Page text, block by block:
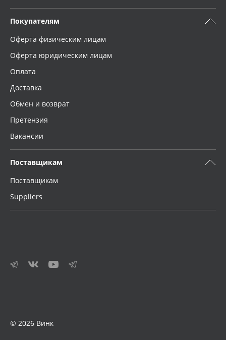
Покупателям
Оферта физическим лицам
Оферта юридическим лицам
Оплата
Доставка
Обмен и возврат
Претензия
Вакансии
Поставщикам
Поставщикам
Suppliers
© 2026 Винк